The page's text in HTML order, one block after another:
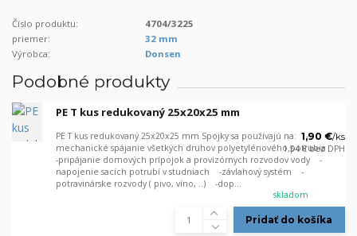
Číslo produktu:
4704/3225
priemer:
32 mm
Výrobca:
Donsen
Podobné produkty
PE T kus redukovaný 25x20x25 mm
PE T kus redukovaný 25x20x25 mm Spojky sa používajú na: -
mechanické spájanie všetkých druhov polyetylénového potrubia
-pripájanie domových prípojok a provizórnych rozvodov vody -
napojenie sacích potrubí v studniach -závlahový systém -
potravinárske rozvody ( pivo, víno, ..) -dop...
1,90 €/ks
1,54 €bez DPH
skladom
Pridať do košíka